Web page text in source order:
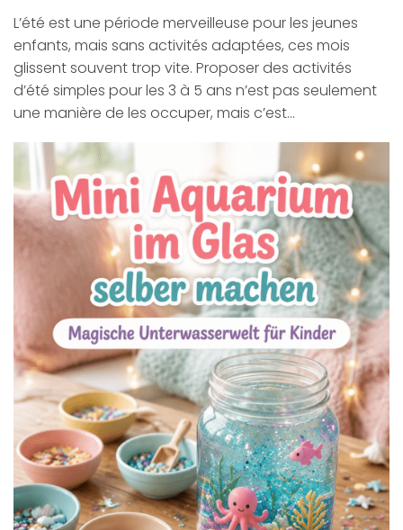
L’été est une période merveilleuse pour les jeunes
enfants, mais sans activités adaptées, ces mois
glissent souvent trop vite. Proposer des activités
d’été simples pour les 3 à 5 ans n’est pas seulement
une manière de les occuper, mais c’est…